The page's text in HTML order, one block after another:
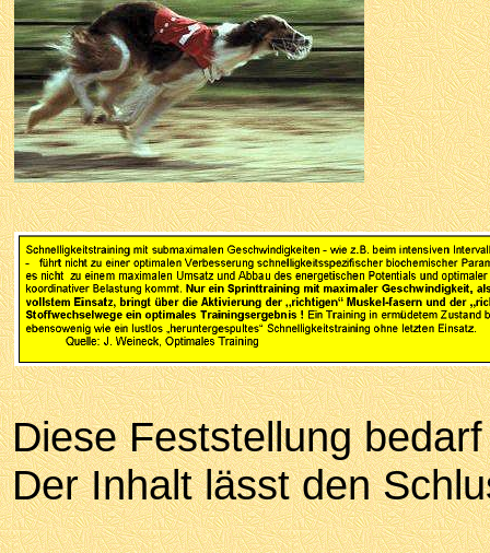
Diese Feststellung
Der Inhalt lässt den